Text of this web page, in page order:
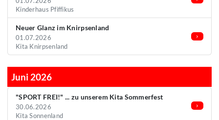
Kinderhaus Pfiffikus
Neuer Glanz im Knirpsenland
01.07.2026
Kita Knirpsenland
Juni 2026
"SPORT FREI!" ... zu unserem Kita Sommerfest
30.06.2026
Kita Sonnenland